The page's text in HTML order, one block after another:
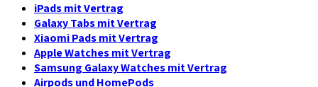
iPads mit Vertrag
Galaxy Tabs mit Vertrag
Xiaomi Pads mit Vertrag
Apple Watches mit Vertrag
Samsung Galaxy Watches mit Vertrag
Airpods und HomePods